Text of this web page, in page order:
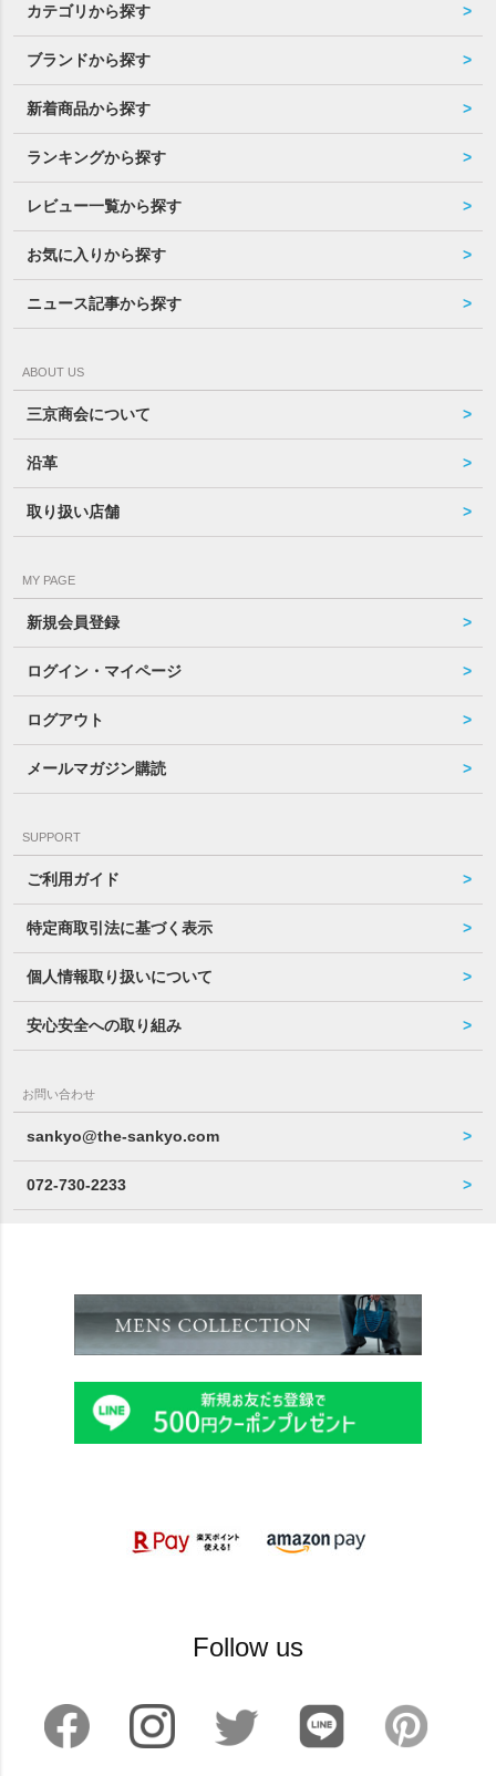
カテゴリから探す
ブランドから探す
新着商品から探す
ランキングから探す
レビュー一覧から探す
お気に入りから探す
ニュース記事から探す
ABOUT US
三京商会について
沿革
取り扱い店舗
MY PAGE
新規会員登録
ログイン・マイページ
ログアウト
メールマガジン購読
SUPPORT
ご利用ガイド
特定商取引法に基づく表示
個人情報取り扱いについて
安心安全への取り組み
お問い合わせ
sankyo@the-sankyo.com
072-730-2233
Follow us